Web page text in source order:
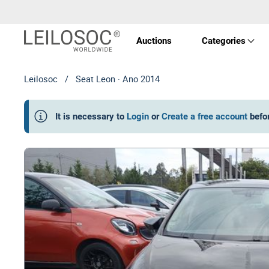
Auctions Categories
Art
Leilosoc / Seat Leon · Ano 2014
It is necessary to Login or Create a free account